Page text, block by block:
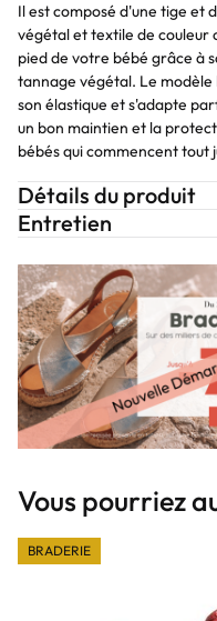
Il est composé d'une tige et
végétal et textile de couleur
pied de votre bébé grâce à
tannage végétal. Le modèle
son élastique et s'adapte
un bon maintien et la
bébés qui commencent tout
Détails du produit
Entretien
Vous pourriez
BRADERIE